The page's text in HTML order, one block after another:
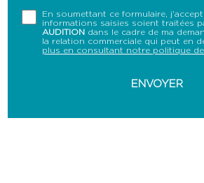
En soumettant ce formulaire,
informations saisies soient traitées
AUDITION dans le cadre de ma
la relation commerciale qui peut en
plus en consultant notre politique